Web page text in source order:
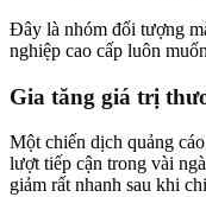
Đây là nhóm đối tượng
nghiệp cao cấp luôn
Gia tăng giá trị
Một chiến dịch quảng
lượt tiếp cận trong vài
giảm rất nhanh sau khi